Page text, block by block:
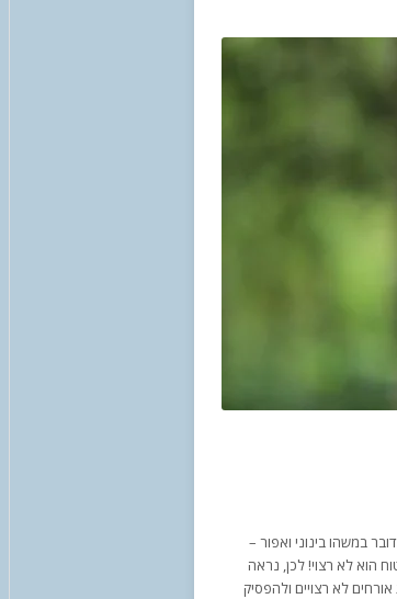
במשהו בינוני ואפור –
הוא לא רצוי! לכן, נראה
לא רצויים ולהפסיק